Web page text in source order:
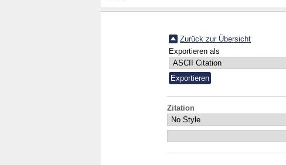
Zurück zur Übersicht
Exportieren als
Zitation